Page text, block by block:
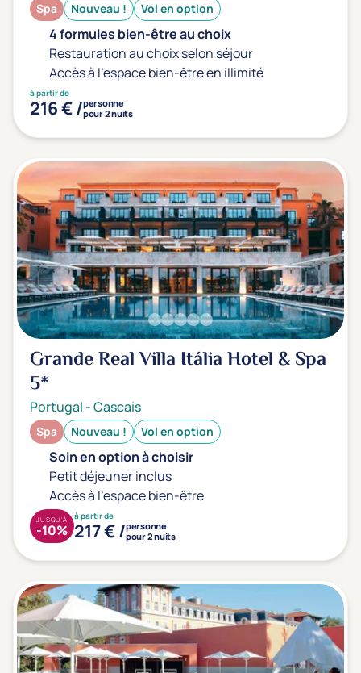
Spa Nouveau ! Vol en option
4 formules bien-être au choix
Restauration au choix selon séjour
Accès à l'espace bien-être en illimité
à partir de
216 € /personne
pour 2 nuits
Grande Real Villa Itália Hotel & Spa
5*
Portugal -Cascais
Spa Nouveau ! Vol en option
Soin en option à choisir
Petit déjeuner inclus
Accès à l'espace bien-être
à partir de
217 € /personne
pour 2 nuits
JUSQU'À
-10%